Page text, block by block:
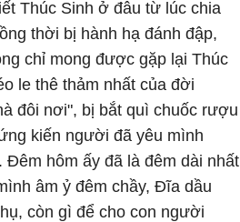
Thúc Sinh ở đâu từ lúc chia
thời bị hành hạ đánh đập,
chỉ mong được gặp lại Thúc
le thê thảm nhất của đời
đôi nơi", bị bắt quì chuốc rượu
kiến người đã yêu mình
hôm ấy đã là đêm dài nhất
âm ỷ đêm chầy, Đĩa dầu
còn gì để cho con người